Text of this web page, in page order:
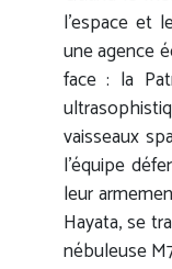
l'espace et
une agence
face : la
vaisseaux
l'équipe
leur
Hayata, se
nébuleuse